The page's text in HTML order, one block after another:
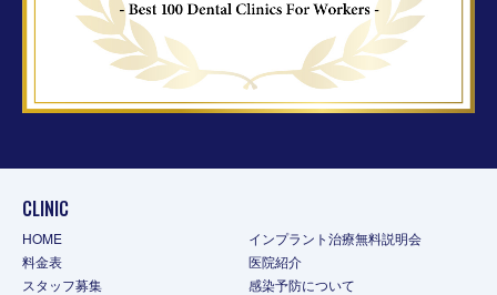
CLINIC
HOME
料金表
スタッフ募集
インプラント治療無料説明会
医院紹介
感染予防について